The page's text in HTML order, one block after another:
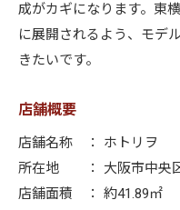
成がカギになります。東
に展開されるよう、モデ
きたいです。
店舗概要
店舗名称 ： ホトリヲ
所在地 ： 大阪市中央
店舗面積 ： 約41.89㎡